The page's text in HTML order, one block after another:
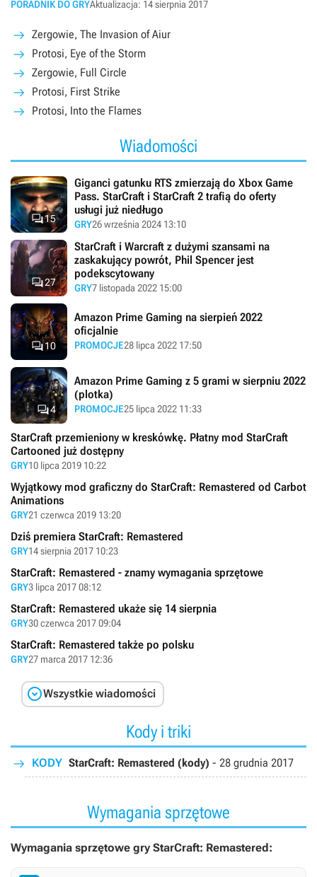
PORADNIK DO GRYAktualizacja: 14 sierpnia 2017
Zergowie, The Invasion of Aiur
Protosi, Eye of the Storm
Zergowie, Full Circle
Protosi, First Strike
Protosi, Into the Flames
Wiadomości
15
Giganci gatunku RTS zmierzają do Xbox Game
Pass. StarCraft i StarCraft 2 trafią do oferty
usługi już niedługo
GRY26 września 2024 13:10
27
StarCraft i Warcraft z dużymi szansami na
zaskakujący powrót, Phil Spencer jest
podekscytowany
GRY7 listopada 2022 15:00
10
Amazon Prime Gaming na sierpień 2022
oficjalnie
PROMOCJE28 lipca 2022 17:50
4
Amazon Prime Gaming z 5 grami w sierpniu 2022
(plotka)
PROMOCJE25 lipca 2022 11:33
StarCraft przemieniony w kreskówkę. Płatny mod StarCraft
Cartooned już dostępny
GRY10 lipca 2019 10:22
Wyjątkowy mod graficzny do StarCraft: Remastered od Carbot
Animations
GRY21 czerwca 2019 13:20
Dziś premiera StarCraft: Remastered
GRY14 sierpnia 2017 10:23
StarCraft: Remastered - znamy wymagania sprzętowe
GRY3 lipca 2017 08:12
StarCraft: Remastered ukaże się 14 sierpnia
GRY30 czerwca 2017 09:04
StarCraft: Remastered także po polsku
GRY27 marca 2017 12:36
Wszystkie wiadomości
Kody i triki
KODY StarCraft: Remastered (kody) - 28 grudnia 2017
Wymagania sprzętowe
Wymagania sprzętowe gry StarCraft: Remastered: